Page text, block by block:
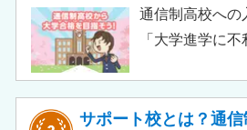
られるのでチェ
う。
通信制高校への
「大学進学に
のではないでし
サポート校とは？通